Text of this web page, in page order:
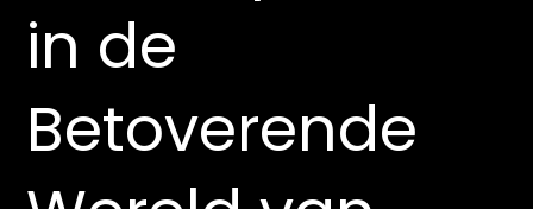
in de
Betoverende